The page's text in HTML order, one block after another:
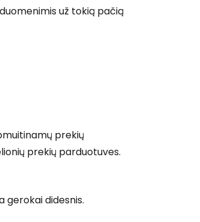
už tokią pačią
prekių
prekių parduotuves.
gerokai didesnis.